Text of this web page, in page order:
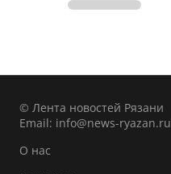
© Лента новостей Рязани
Email: info@news-ryazan.ru
О нас